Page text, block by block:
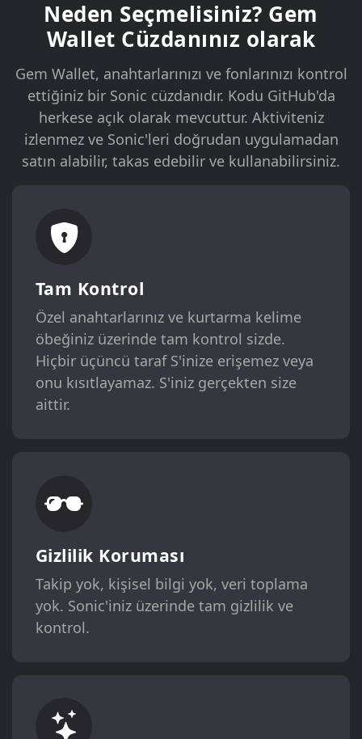
Neden Seçmelisiniz? Gem
Wallet Cüzdanınız olarak
Gem Wallet, anahtarlarınızı ve fonlarınızı kontrol
ettiğiniz bir Sonic cüzdanıdır. Kodu GitHub'da
herkese açık olarak mevcuttur. Aktiviteniz
izlenmez ve Sonic'leri doğrudan uygulamadan
satın alabilir, takas edebilir ve kullanabilirsiniz.
Tam Kontrol
Özel anahtarlarınız ve kurtarma kelime
öbeğiniz üzerinde tam kontrol sizde.
Hiçbir üçüncü taraf S'inize erişemez veya
onu kısıtlayamaz. S'iniz gerçekten size
aittir.
Gizlilik Koruması
Takip yok, kişisel bilgi yok, veri toplama
yok. Sonic'iniz üzerinde tam gizlilik ve
kontrol.